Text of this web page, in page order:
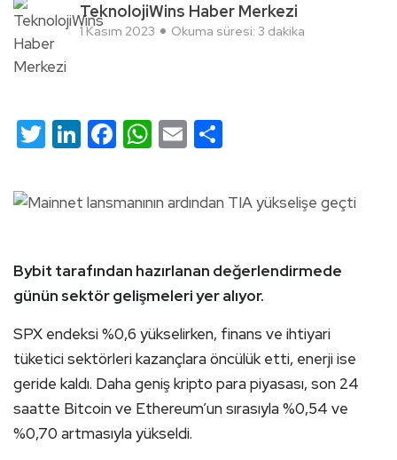
TeknolojiWins Haber Merkezi
1 Kasım 2023 Okuma süresi: 3 dakika
Twitter
LinkedIn
Facebook
WhatsApp
Email
Bybit tarafından hazırlanan değerlendirmede
günün sektör gelişmeleri yer alıyor.
SPX endeksi %0,6 yükselirken, finans ve ihtiyari
tüketici sektörleri kazançlara öncülük etti, enerji ise
geride kaldı. Daha geniş kripto para piyasası, son 24
saatte Bitcoin ve Ethereum’un sırasıyla %0,54 ve
%0,70 artmasıyla yükseldi.